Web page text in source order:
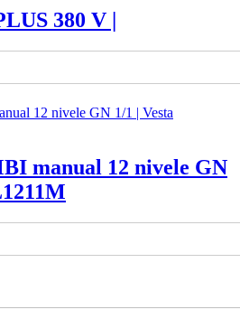
380 V |
manual 12 nivele GN